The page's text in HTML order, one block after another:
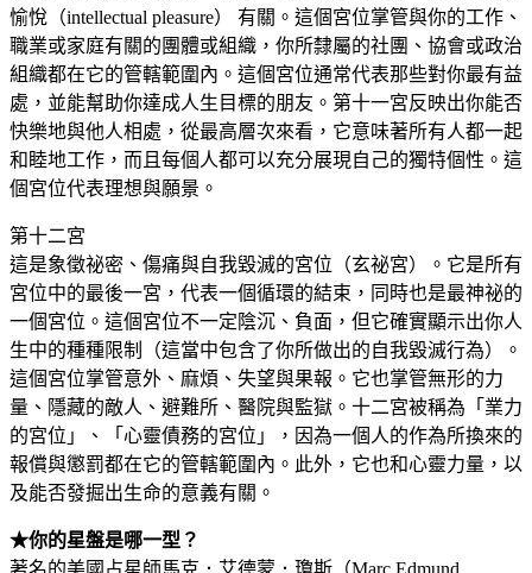
愉悅（intellectual pleasure） 有關。這個宮位掌管與你的工作、
職業或家庭有關的團體或組織，你所隸屬的社團、協會或政治
組織都在它的管轄範圍內。這個宮位通常代表那些對你最有益
處，並能幫助你達成人生目標的朋友。第十一宮反映出你能否
快樂地與他人相處，從最高層次來看，它意味著所有人都一起
和睦地工作，而且每個人都可以充分展現自己的獨特個性。這
個宮位代表理想與願景。
第十二宮
這是象徵祕密、傷痛與自我毀滅的宮位（玄祕宮）。它是所有
宮位中的最後一宮，代表一個循環的結束，同時也是最神祕的
一個宮位。這個宮位不一定陰沉、負面，但它確實顯示出你人
生中的種種限制（這當中包含了你所做出的自我毀滅行為）。
這個宮位掌管意外、麻煩、失望與果報。它也掌管無形的力
量、隱藏的敵人、避難所、醫院與監獄。十二宮被稱為「業力
的宮位」、「心靈債務的宮位」，因為一個人的作為所換來的
報償與懲罰都在它的管轄範圍內。此外，它也和心靈力量，以
及能否發掘出生命的意義有關。
★你的星盤是哪一型？
著名的美國占星師馬克．艾德蒙．瓊斯（Marc Edmund